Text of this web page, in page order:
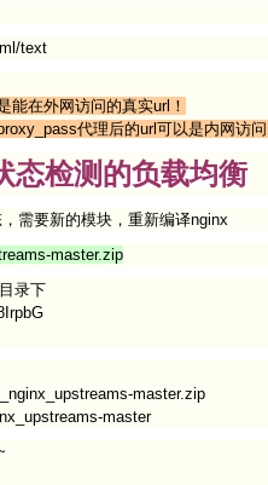
text
能在外网访问的真实url！
代理后的url可以是内网访
态检测的负载均衡
需要新的模块，重新编译nginx
master.zip
录下
master.zip
master